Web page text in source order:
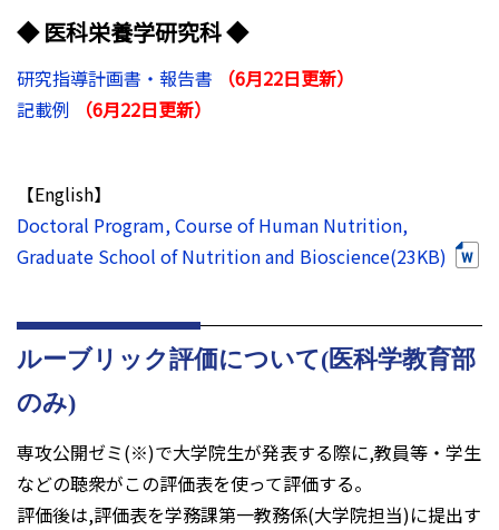
◆ 医科栄養学研究科 ◆
研究指導計画書・報告書
（6月22日更新）
記載例
（6月22日更新）
【English】
Doctoral Program, Course of Human Nutrition,
Graduate School of Nutrition and Bioscience(23KB)
ルーブリック評価について(医科学教育部
のみ)
専攻公開ゼミ(※)で大学院生が発表する際に,教員等・学生
などの聴衆がこの評価表を使って評価する。
評価後は,評価表を学務課第一教務係(大学院担当)に提出す